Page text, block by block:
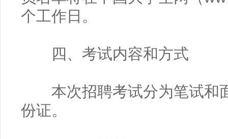
个工作日。
四、考试内容和方式
本次招聘考试分为笔试和
份证。